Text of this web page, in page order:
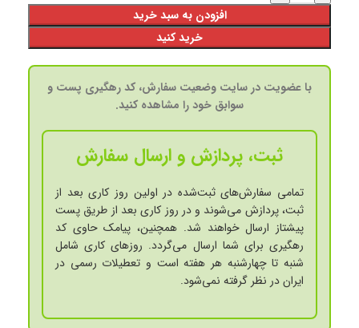
افزودن به سبد خرید
خرید کنید
با عضویت در سایت وضعیت سفارش، کد رهگیری پست و
سوابق خود را مشاهده کنید.
ثبت، پردازش و ارسال سفارش
تمامی سفارش‌های ثبت‌شده در اولین روز کاری بعد از
ثبت، پردازش می‌شوند و در روز کاری بعد از طریق پست
پیشتاز ارسال خواهند شد. همچنین، پیامک حاوی کد
رهگیری برای شما ارسال می‌گردد. روزهای کاری شامل
شنبه تا چهارشنبه هر هفته است و تعطیلات رسمی در
ایران در نظر گرفته نمی‌شود.